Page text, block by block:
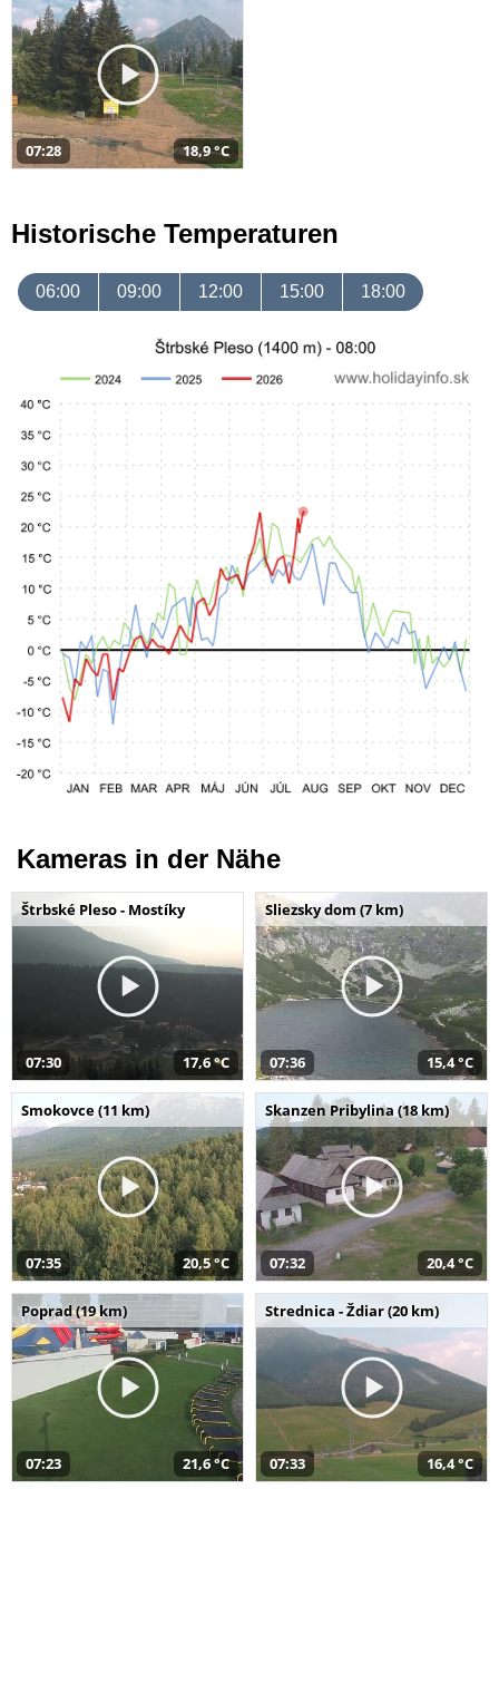
07:28 18,9 °C
Historische Temperaturen
06:00 09:00 12:00 15:00 18:00
Kameras in der Nähe
Štrbské Pleso - Mostíky
07:30 17,6 °C
Sliezsky dom (7 km)
07:36 15,4 °C
Smokovce (11 km)
07:35 20,5 °C
Skanzen Pribylina (18 km)
07:32 20,4 °C
Poprad (19 km)
07:23 21,6 °C
Strednica - Ždiar (20 km)
07:33 16,4 °C